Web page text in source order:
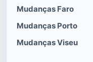
Mudanças Faro
Mudanças Porto
Mudanças Viseu